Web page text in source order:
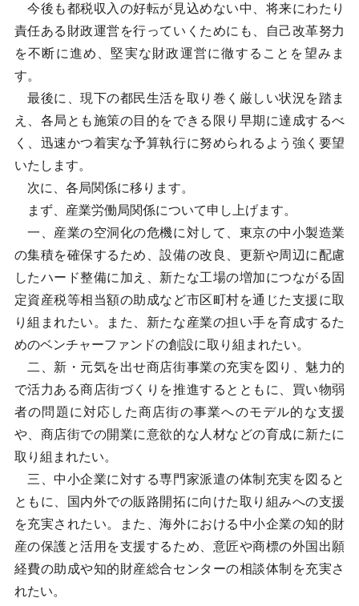
今後も都税収入の好転が見込めない中、将来にわたり
責任ある財政運営を行っていくためにも、自己改革努力
を不断に進め、堅実な財政運営に徹することを望みま
す。
最後に、現下の都民生活を取り巻く厳しい状況を踏ま
え、各局とも施策の目的をできる限り早期に達成するべ
く、迅速かつ着実な予算執行に努められるよう強く要望
いたします。
次に、各局関係に移ります。
まず、産業労働局関係について申し上げます。
一、産業の空洞化の危機に対して、東京の中小製造業
の集積を確保するため、設備の改良、更新や周辺に配慮
したハード整備に加え、新たな工場の増加につながる固
定資産税等相当額の助成など市区町村を通じた支援に取
り組まれたい。また、新たな産業の担い手を育成するた
めのベンチャーファンドの創設に取り組まれたい。
二、新・元気を出せ商店街事業の充実を図り、魅力的
で活力ある商店街づくりを推進するとともに、買い物弱
者の問題に対応した商店街の事業へのモデル的な支援
や、商店街での開業に意欲的な人材などの育成に新たに
取り組まれたい。
三、中小企業に対する専門家派遣の体制充実を図ると
ともに、国内外での販路開拓に向けた取り組みへの支援
を充実されたい。また、海外における中小企業の知的財
産の保護と活用を支援するため、意匠や商標の外国出願
経費の助成や知的財産総合センターの相談体制を充実さ
れたい。